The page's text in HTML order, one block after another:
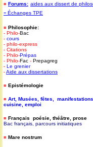
¤ Forums: aides aux dissert de
- Échanges TPE
¤ Philosophie:
- Philo-Bac
- cours
- philo-express
- Citations
- Philo-Prépas
- Philo-Fac - Prepagreg
- Le grenier
-Aide aux dissertations
¤ Epistémologie
¤ Art, Musées, fêtes,
cuisine, emploi
¤ Français poésie, théâtre, prose
Bac français, parcours initiatiques
¤ Mare nostrum